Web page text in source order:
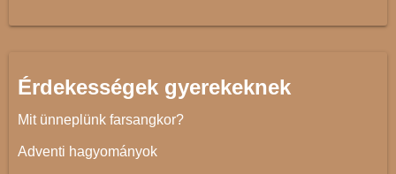
Érdekességek gyerekeknek
Mit ünneplünk farsangkor?
Adventi hagyományok